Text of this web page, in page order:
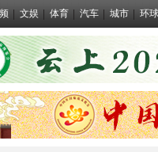
文娱 体育 汽车 城市 环